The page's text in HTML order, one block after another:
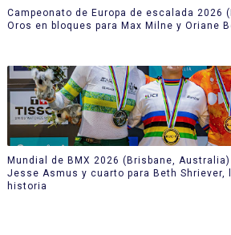
Campeonato de Europa de escalada 2026
Oros en bloques para Max Milne y Oriane
Mundial de BMX 2026 (Brisbane,
Jesse Asmus y cuarto para Beth Shriever,
historia